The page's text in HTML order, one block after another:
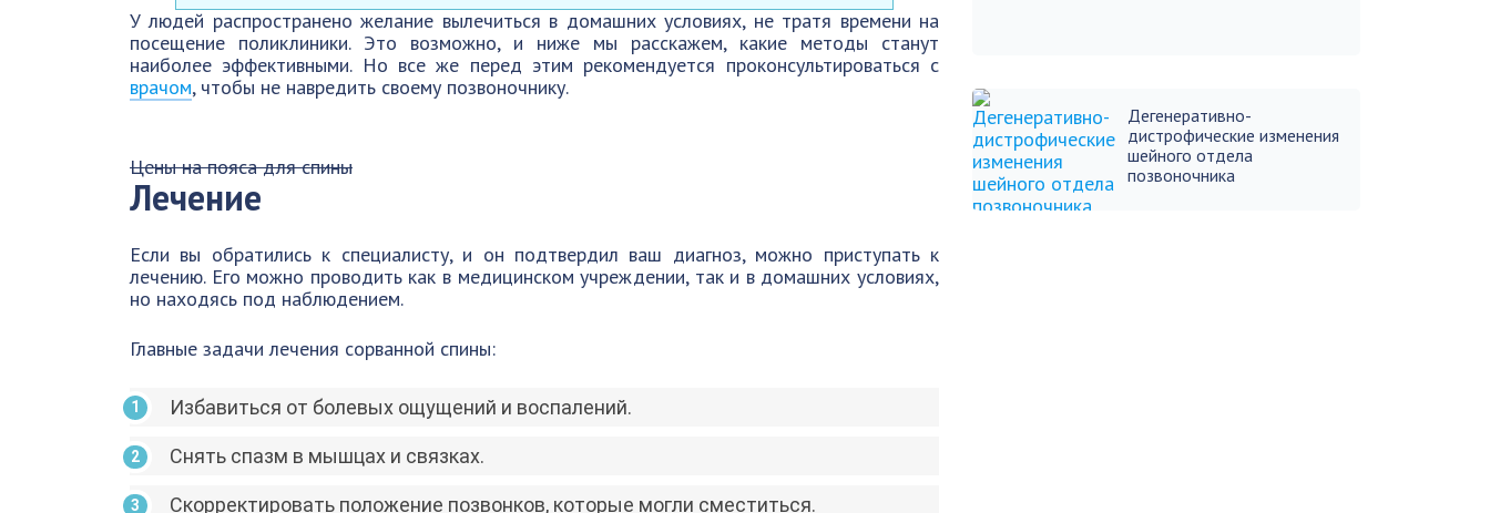
У людей распространено желание вылечиться в домашних условиях, не тратя времени на
посещение поликлиники. Это возможно, и ниже мы расскажем, какие методы станут
наиболее эффективными. Но все же перед этим рекомендуется проконсультироваться с
врачом, чтобы не навредить своему позвоночнику.
Цены на пояса для спины
Лечение
Если вы обратились к специалисту, и он подтвердил ваш диагноз, можно приступать к
лечению. Его можно проводить как в медицинском учреждении, так и в домашних условиях,
но находясь под наблюдением.
Главные задачи лечения сорванной спины:
Избавиться от болевых ощущений и воспалений.
Снять спазм в мышцах и связках.
Скорректировать положение позвонков, которые могли сместиться.
Дегенеративно-
дистрофические изменения
шейного отдела
позвоночника